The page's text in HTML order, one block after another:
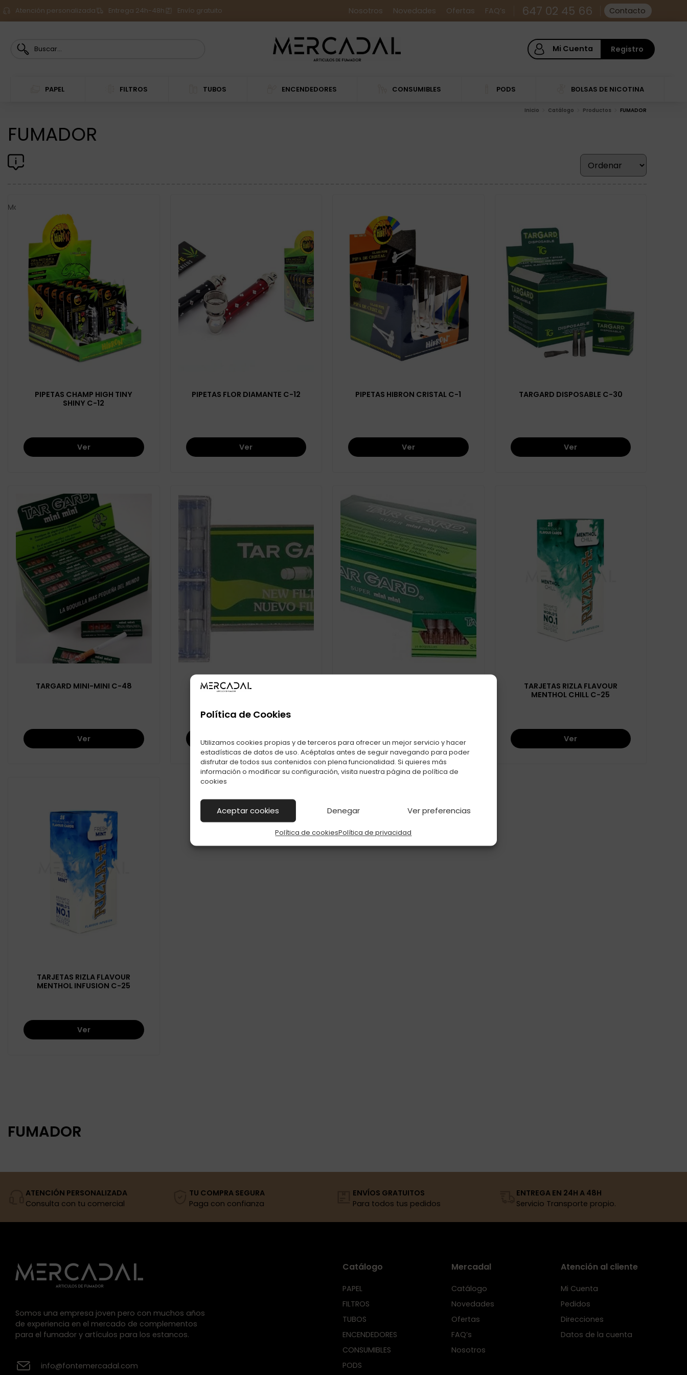
Política de Cookies
Utilizamos cookies propias y de terceros para ofrecer un mejor servicio y hacer
estadísticas de datos de uso. Acéptalas antes de seguir navegando para poder
disfrutar de todos sus contenidos con plena funcionalidad. Si quieres más
información o modificar su configuración, visita nuestra página de política de
cookies
Aceptar cookies Denegar Ver preferencias
Política de cookiesPolítica de privacidad
Atención personalizada Entrega 24h-48h Envío gratuito Nosotros Novedades Ofertas FAQ’s 647 02 45 66 Contacto
Mi Cuenta Registro
PAPEL FILTROS TUBOS ENCENDEDORES CONSUMIBLES PODS BOLSAS DE NICOTINA
Inicio Catálogo Productos FUMADOR
FUMADOR
Mostrando los 9 resultados
PIPETAS CHAMP HIGH TINY
SHINY C-12
Ver
PIPETAS FLOR DIAMANTE C-12
Ver
PIPETAS HIBRON CRISTAL C-1
Ver
TARGARD DISPOSABLE C-30
Ver
TARGARD MINI-MINI C-48
Ver
TARGARD NEW FILTER C-24
Ver Ver
TARJETAS RIZLA FLAVOUR
MENTHOL CHILL C-25
Ver
TARJETAS RIZLA FLAVOUR
MENTHOL INFUSION C-25
Ver
FUMADOR
ATENCIÓN PERSONALIZADA
Consulta con tu comercial
TU COMPRA SEGURA
Paga con confianza
ENVÍOS GRATUITOS
Para todos tus pedidos
ENTREGA EN 24H A 48H
Servicio Transporte propio.
Somos una empresa joven pero con muchos años
de experiencia en el mercado de complementos
para el fumador y artículos para los estancos.
info@fontemercadal.com
Catálogo
PAPEL
FILTROS
TUBOS
ENCENDEDORES
CONSUMIBLES
PODS
Mercadal
Catálogo
Novedades
Ofertas
FAQ’s
Nosotros
Atención al cliente
Mi Cuenta
Pedidos
Direcciones
Datos de la cuenta